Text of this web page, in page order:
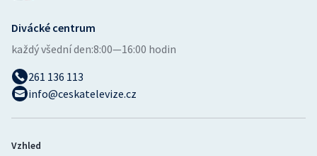
Divácké centrum
každý všední den:8:00—16:00 hodin
261 136 113
info@ceskatelevize.cz
Vzhled